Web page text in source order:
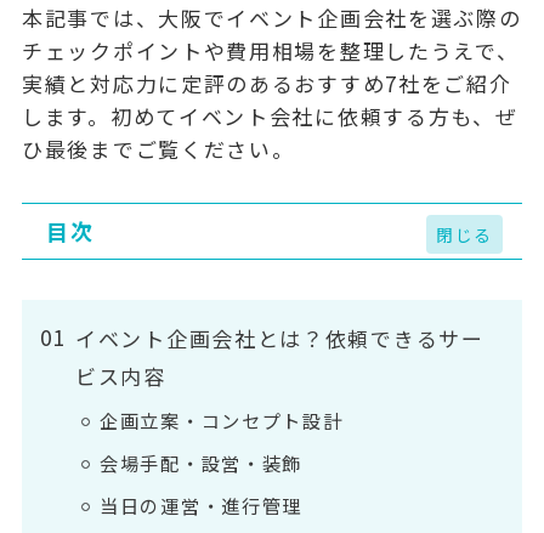
本記事では、大阪でイベント企画会社を選ぶ際の
チェックポイントや費用相場を整理したうえで、
実績と対応力に定評のあるおすすめ7社をご紹介
します。初めてイベント会社に依頼する方も、ぜ
ひ最後までご覧ください。
目次
イベント企画会社とは？依頼できるサー
ビス内容
企画立案・コンセプト設計
会場手配・設営・装飾
当日の運営・進行管理